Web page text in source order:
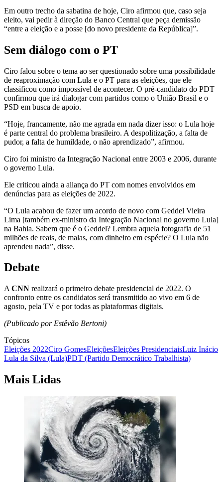
Em outro trecho da sabatina de hoje, Ciro afirmou que, caso seja
eleito, vai pedir à direção do Banco Central que peça demissão
“entre a eleição e a posse [do novo presidente da República]”.
Sem diálogo com o PT
Ciro falou sobre o tema ao ser questionado sobre uma possibilidade
de reaproximação com Lula e o PT para as eleições, que ele
classificou como impossível de acontecer. O pré-candidato do PDT
confirmou que irá dialogar com partidos como o União Brasil e o
PSD em busca de apoio.
“Hoje, francamente, não me agrada em nada dizer isso: o Lula hoje
é parte central do problema brasileiro. A despolitização, a falta de
pudor, a falta de humildade, o não aprendizado”, afirmou.
Ciro foi ministro da Integração Nacional entre 2003 e 2006, durante
o governo Lula.
Ele criticou ainda a aliança do PT com nomes envolvidos em
denúncias para as eleições de 2022.
“O Lula acabou de fazer um acordo de novo com Geddel Vieira
Lima [também ex-ministro da Integração Nacional no governo Lula]
na Bahia. Sabem que é o Geddel? Lembra aquela fotografia de 51
milhões de reais, de malas, com dinheiro em espécie? O Lula não
aprendeu nada”, disse.
Debate
A CNN realizará o primeiro debate presidencial de 2022. O
confronto entre os candidatos será transmitido ao vivo em 6 de
agosto, pela TV e por todas as plataformas digitais.
(Publicado por Estêvão Bertoni)
Tópicos
Eleições 2022Ciro GomesEleiçõesEleições PresidenciaisLuiz Inácio
Lula da Silva (Lula)PDT (Partido Democrático Trabalhista)
Mais Lidas